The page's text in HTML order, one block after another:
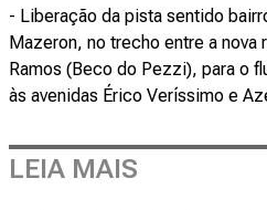
- Liberação da pista sentido
Mazeron, no trecho entre a nova
Ramos (Beco do Pezzi), para o
às avenidas Érico Veríssimo e
LEIA MAIS